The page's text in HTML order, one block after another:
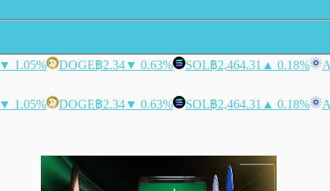
▼ 1.05% DOGE฿2.34▼ 0.63% SOL฿2,464.31 ▲ 0.18%
▼ 1.05% DOGE฿2.34▼ 0.63% SOL฿2,464.31 ▲ 0.18%